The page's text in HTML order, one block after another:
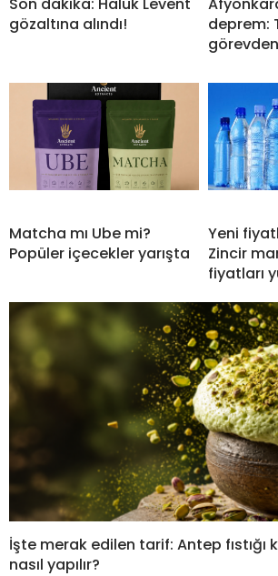
gözaltına alındı!
deprem:
görevden
Matcha mı Ube mi?
Popüler içecekler yarışta
Yeni
Zincir
fiyatları
İşte merak edilen tarif: Antep fıstığı
nasıl yapılır?